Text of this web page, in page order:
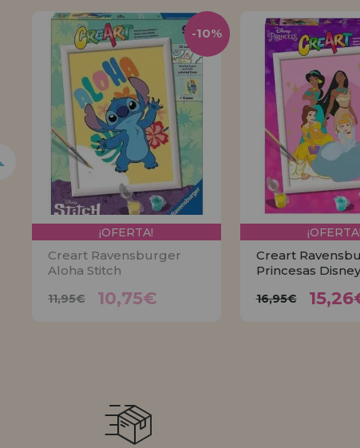
¡OFERTA!
Creart Ravensburger
Aloha Stitch
11,95€ 10,75€
-10%
¡OFERTA!
Creart
Princesas Disney
16,95€